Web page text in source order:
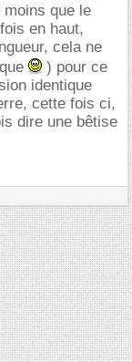
que le
en haut,
cela ne
) pour ce
identique
cette fois ci,
dire une bêtise